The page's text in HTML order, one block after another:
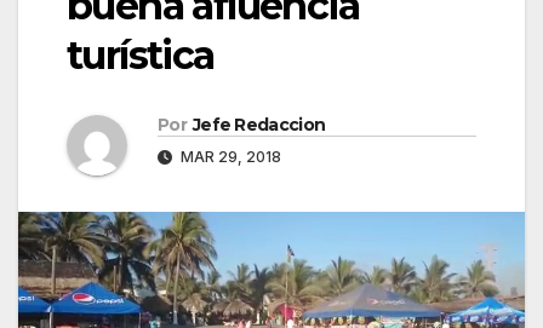
turística
Por Jefe Redaccion
MAR 29, 2018